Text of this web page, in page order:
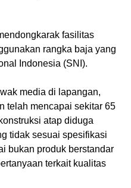
fasilitas
rangka baja yang
Indonesia (SNI).
media di lapangan,
telah mencapai sekitar 65
atap diduga
tidak sesuai spesifikasi
bukan produk berstandar
terkait kualitas